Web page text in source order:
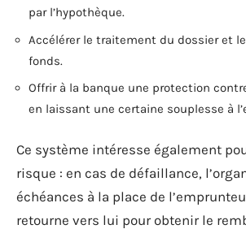
par l’hypothèque.
Accélérer le traitement du dossier et
fonds.
Offrir à la banque une protection
en laissant une certaine souplesse à
Ce système intéresse également
risque : en cas de défaillance,
échéances à la place de
retourne vers lui pour obtenir le